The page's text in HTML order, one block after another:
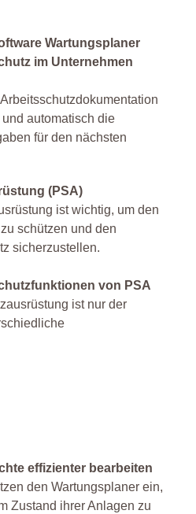
Wartungsplaner
im Unternehmen
automatisch die
für den nächsten
(PSA)
ist wichtig, um den
schützen und den
sicherzustellen.
von PSA
ist nur der
effizienter bearbeiten
den Wartungsplaner ein,
Zustand ihrer Anlagen zu